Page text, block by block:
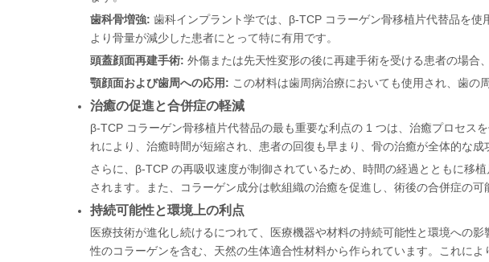
歯科骨増強: 歯科インプラント学では、β-TCP コラーゲン骨移植片代替品を
より骨量が減少した患者にとって特に有用です。
頭蓋顔面再建手術: 外傷または先天性変形の後に再建手術を受ける患者の場合
顎顔面および歯周への応用: この材料は歯周病治療においても使用され、歯の
治癒の促進と合併症の軽減
β-TCP コラーゲン骨移植片代替品の最も重要な利点の 1 つは、治癒プロセス
れにより、治癒時間が短縮され、患者の回復も早まり、骨の治癒が全体的な成
さらに、β-TCP の再吸収速度が制御されているため、時間の経過とともに移
されます。また、コラーゲン成分は軟組織の治癒を促進し、術後の合併症の可
持続可能性と環境上の利点
医療技術が進化し続けるにつれて、医療機器や材料の持続可能性と環境への
性のコラーゲンを含む、天然の生体適合性材料から作られています。これに